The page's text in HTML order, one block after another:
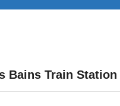
Bains Train Station